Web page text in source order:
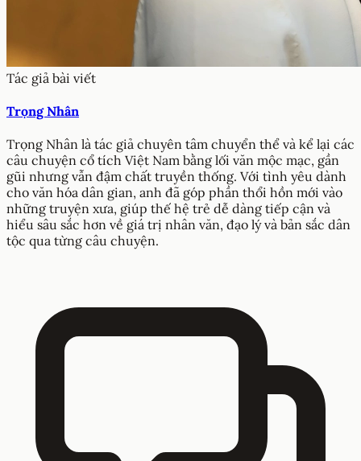
Tác giả bài viết
Trọng Nhân
Trọng Nhân là tác giả chuyên tâm chuyển thể và kể lại các
câu chuyện cổ tích Việt Nam bằng lối văn mộc mạc, gần
gũi nhưng vẫn đậm chất truyền thống. Với tình yêu dành
cho văn hóa dân gian, anh đã góp phần thổi hồn mới vào
những truyện xưa, giúp thế hệ trẻ dễ dàng tiếp cận và
hiểu sâu sắc hơn về giá trị nhân văn, đạo lý và bản sắc dân
tộc qua từng câu chuyện.